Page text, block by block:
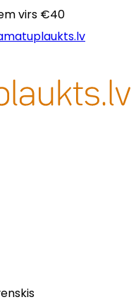
virs €40